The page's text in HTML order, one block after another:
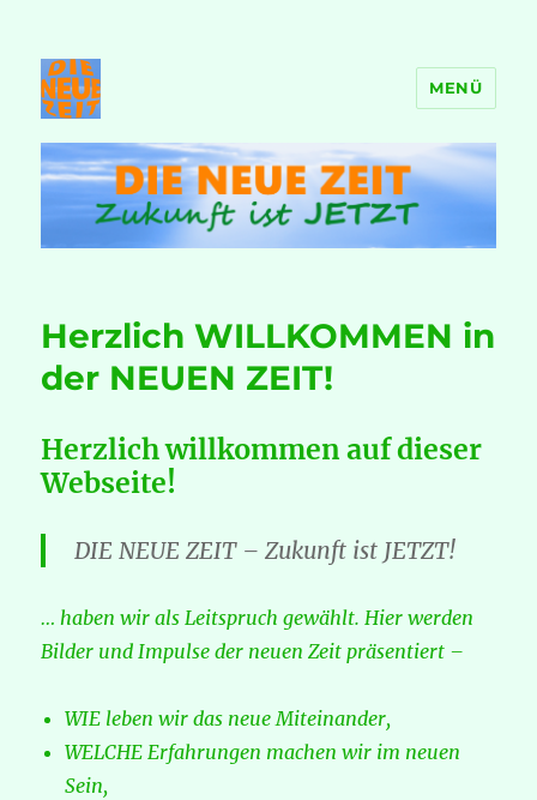
DIE NEUE ZEIT
MENÜ
Herzlich WILLKOMMEN in
der NEUEN ZEIT!
Herzlich willkommen auf dieser
Webseite!
DIE NEUE ZEIT – Zukunft ist JETZT!
… haben wir als Leitspruch gewählt. Hier werden
Bilder und Impulse der neuen Zeit präsentiert –
WIE leben wir das neue Miteinander,
WELCHE Erfahrungen machen wir im neuen
Sein,